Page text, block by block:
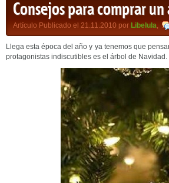
Consejos para comprar
Artículo Publicado el 21.11.2010 por Libelula,
Llega esta época del año y ya tenemos que
protagonistas indiscutibles es el árbol de Navidad.